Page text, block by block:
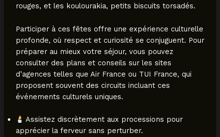
rouges, et les koulourakia, petits biscuits torsadés.
Participer à ces fêtes offre une expérience culturelle
profonde, où respect et curiosité se conjuguent. Pour
préparer au mieux votre séjour, vous pouvez
consulter des plans et conseils sur les sites
d’agences telles que Air France ou TUI France, qui
proposent souvent des circuits incluant ces
événements culturels uniques.
Assistez discrètement aux processions pour
apprécier la ferveur sans perturber.